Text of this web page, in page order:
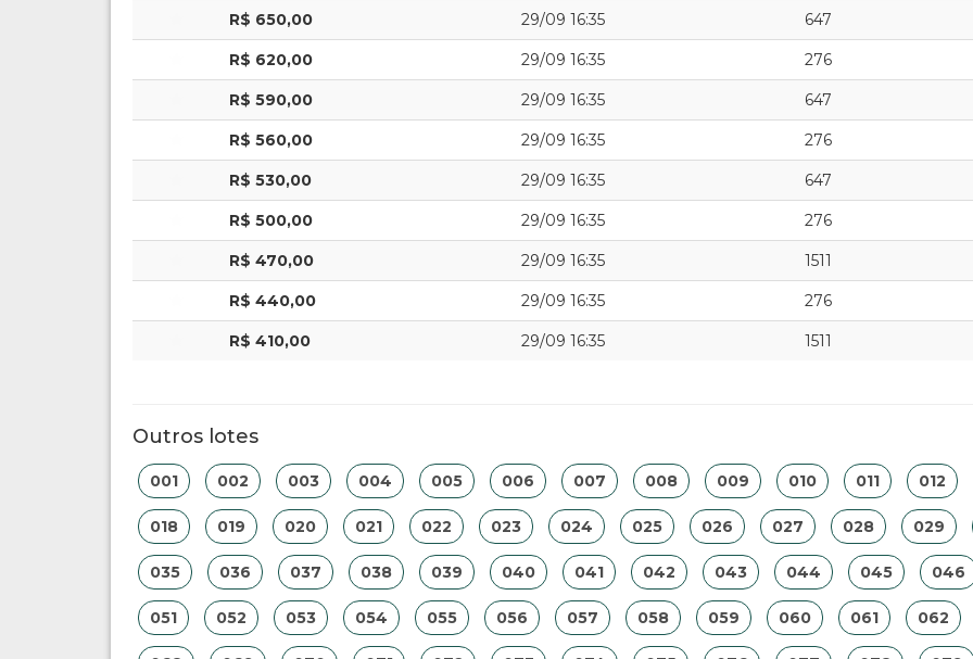
R$ 650,00 29/09 16:35 647
R$ 620,00 29/09 16:35 276
R$ 590,00 29/09 16:35 647
R$ 560,00 29/09 16:35 276
R$ 530,00 29/09 16:35 647
R$ 500,00 29/09 16:35 276
R$ 470,00 29/09 16:35 1511
R$ 440,00 29/09 16:35 276
R$ 410,00 29/09 16:35 1511
Outros lotes
001 002 003 004 005 006 007 008 009 010 011 012
018 019 020 021 022 023 024 025 026 027 028 029
035 036 037 038 039 040 041 042 043 044 045 046
051 052 053 054 055 056 057 058 059 060 061 062